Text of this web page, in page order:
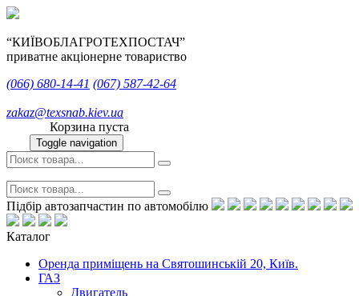
“КИЇВОБЛАГРОТЕХПОСТАЧ”
приватне акціонерне товариство
(066) 680-14-41 (067) 587-42-64
zakaz@texsnab.kiev.ua
Корзина пуста
Toggle navigation
Підбір автозапчастин по автомобілю
Каталог
Оренда приміщень на Святошинській 20, Київ.
ГАЗ
Двигатель